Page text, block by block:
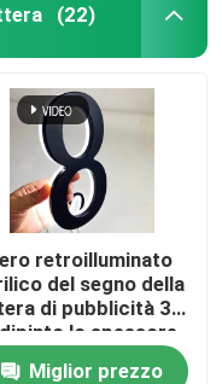
(22)
retroilluminato
del segno della
di pubblicità 3D
lo spessore
Miglior prezzo